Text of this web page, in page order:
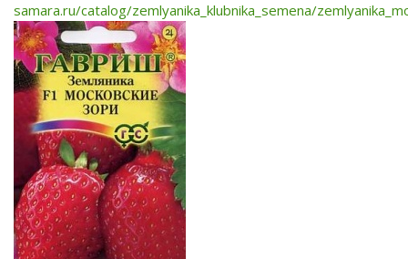
samara.ru/catalog/zemlyanika_klubnika_semena/